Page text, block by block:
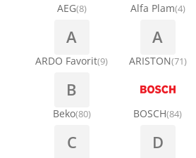
AEG(8) Alfa Plam(4)
A
ARDO Favorit(9)
A
ARISTON(71)
B
Beko(80) BOSCH(84)
C D